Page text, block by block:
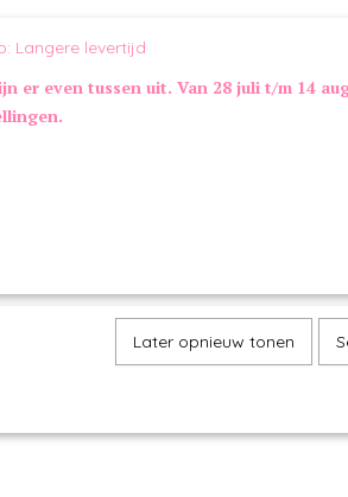
Roze
Langere levertijd
er even tussen uit. Van 28 juli t/m 14
Later opnieuw tonen